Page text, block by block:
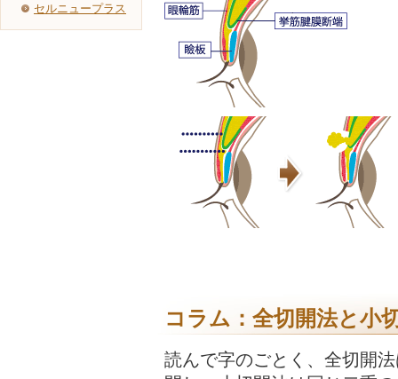
セルニュープラス
コラム：全切開法と小
読んで字のごとく、全切開